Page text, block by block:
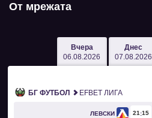
От мрежата
Вчера
06.08.2026
Днес
07.08.2026
БГ ФУТБОЛ EFBET ЛИГА
ЛЕВСКИ 21 15